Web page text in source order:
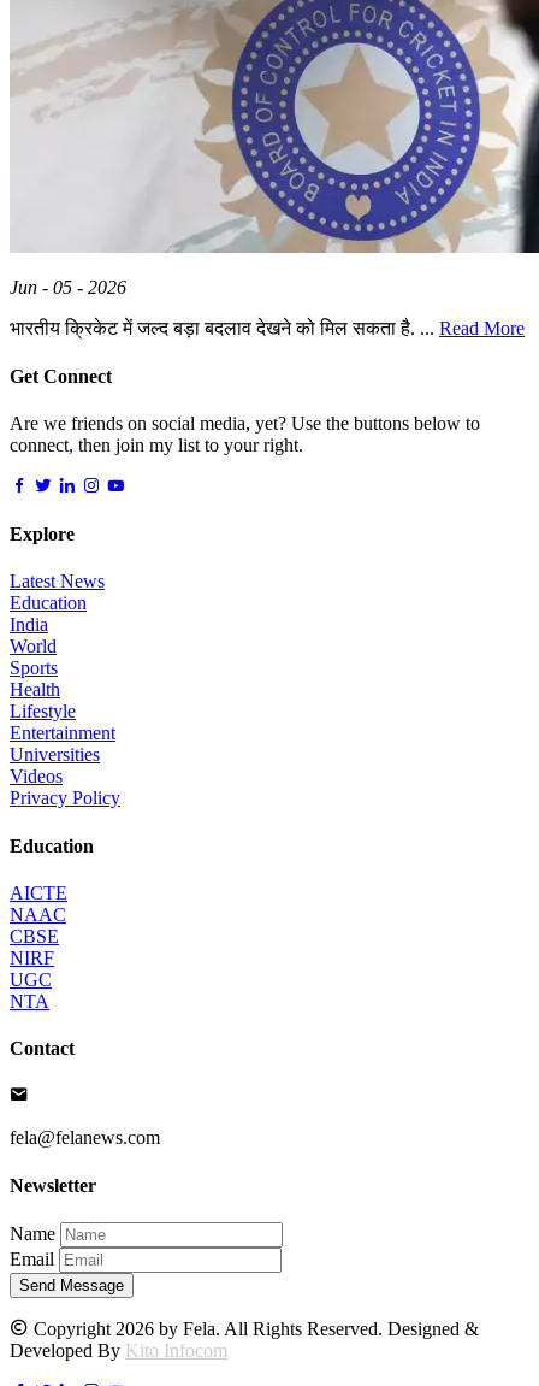
Jun - 05 - 2026
भारतीय क्रिकेट में जल्द बड़ा बदलाव देखने को मिल सकता है. ... Read More
Get Connect
Are we friends on social media, yet? Use the buttons below to
connect, then join my list to your right.
Explore
Latest News
Education
India
World
Sports
Health
Lifestyle
Entertainment
Universities
Videos
Privacy Policy
Education
AICTE
NAAC
CBSE
NIRF
UGC
NTA
Contact
fela@felanews.com
Newsletter
Name
Email
Send Message
Copyright 2026 by Fela. All Rights Reserved. Designed &
Developed By Kito Infocom